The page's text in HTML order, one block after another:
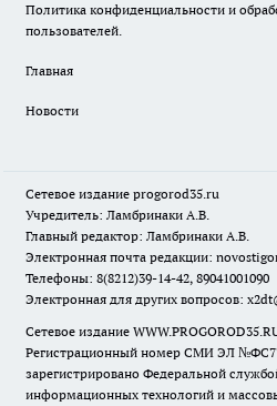
Политика конфиденциальности и
пользователей.
Главная
Новости
Сетевое издание progorod35.ru
Учредитель: Ламбринаки А.В.
Главный редактор: Ламбринаки А.В.
Электронная почта редакции:
Телефоны: 8(8212)39-14-42, 89041001090
Электронная для других вопросов:
Сетевое издание
Регистрационный номер СМИ ЭЛ
зарегистрировано Федеральной
информационных технологий и